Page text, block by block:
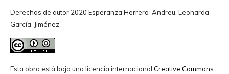
Derechos de autor 2020 Esperanza Herrero-Andreu, Leonarda
García-Jiménez
Esta obra está bajo una licencia internacional Creative Commons